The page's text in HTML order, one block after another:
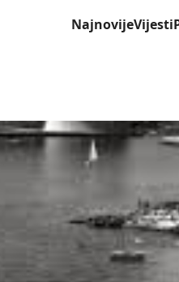
NajnovijeVijesti